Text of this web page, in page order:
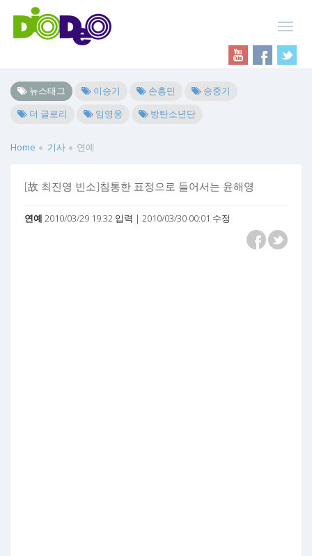
뉴스태그 이승기 손흥민
송중기
더 글로리
임영웅 방탄소년단
Home 기사 연예
[故 최진영 빈소]침통한 표정으로 들어서는 윤해영
연예 2010/03/29 19:32 입력 | 2010/03/30 00:01 수정